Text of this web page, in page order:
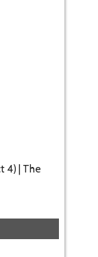
4) | The